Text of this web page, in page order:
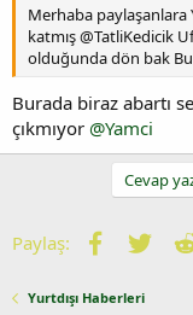
Merhaba paylaşanlara
katmış @TatliKedicik
olduğunda dön bak Bu
Burada biraz abartı
çıkmıyor @Yamci
Cevap
Paylaş: Facebook
Yurtdışı Haberleri